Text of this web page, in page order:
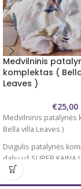
Medvilninis
komplektas (
Leaves )
€25,00
Medvilninis patalynės
Bella villa Leaves )
Dvigulis patalynės
dalių už SUPER KAINĄ !
Audinys 100 % medvilnė